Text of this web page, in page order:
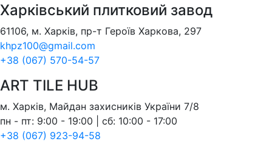
Харківський плитковий завод
61106, м. Харків, пр-т Героїв Харкова, 297
khpz100@gmail.com
+38 (067) 570-54-57
ART TILE HUB
м. Харків, Майдан захисників України 7/8
пн - пт: 9:00 - 19:00 | сб: 10:00 - 17:00
+38 (067) 923-94-58